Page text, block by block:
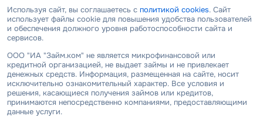
Используя сайт, вы соглашаетесь с политикой cookies. Сайт
использует файлы cookie для повышения удобства пользователей
и обеспечения должного уровня работоспособности сайта и
сервисов.
ООО "ИА "Займ.ком" не является микрофинансовой или
кредитной организацией, не выдает займы и не привлекает
денежных средств. Информация, размещенная на сайте, носит
исключительно ознакомительный характер. Все условия и
решения, касающиеся получения займов или кредитов,
принимаются непосредственно компаниями, предоставляющими
данные услуги.